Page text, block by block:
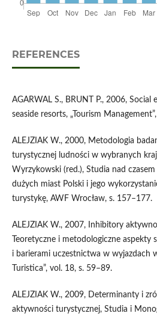
REFERENCES
AGARWAL S., BRUNT P., 2006, Social
seaside resorts, „Tourism
ALEJZIAK W., 2000, Metodologia
turystycznej ludności w wybranych
Wyrzykowski (red.), Studia nad
dużych miast Polski i jego
turystykę, AWF Wrocław, s. 157–177.
ALEJZIAK W., 2007, Inhibitory
Teoretyczne i metodologiczne
i barierami uczestnictwa w wyjazdach
Turistica”, vol. 18, s. 59–89.
ALEJZIAK W., 2009, Determinanty i
aktywności turystycznej, Studia i